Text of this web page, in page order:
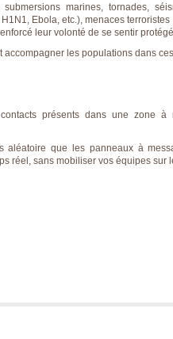
marines, tornades,
H1N1, Ebola, etc.),menaces terroristes
leur volonté de se sentir
accompagner les populationsdans
présents dans une zone à
que les panneaux à
réel, sans mobiliser vos équipes sur